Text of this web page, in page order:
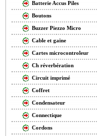
Batterie Accus Piles
Boutons
Buzzer Piezzo Micro
Cable et gaine
Cartes microcontroleur
Ch réverbération
Circuit imprimé
Coffret
Condensateur
Connectique
Cordons